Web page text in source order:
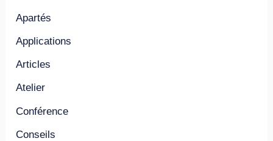
Apartés
Applications
Articles
Atelier
Conférence
Conseils